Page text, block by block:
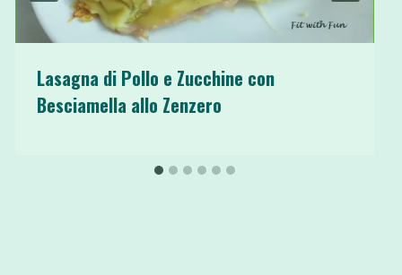
Lasagna di Pollo e Zucchine con
Besciamella allo Zenzero